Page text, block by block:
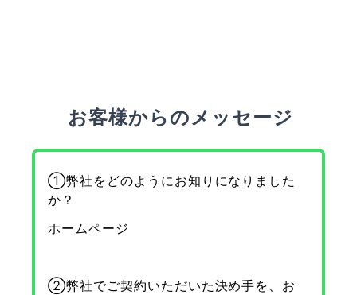
お客様からのメッセージ
①弊社をどのようにお知りになりました
か？
ホームページ
②弊社でご契約いただいた決め手を、お